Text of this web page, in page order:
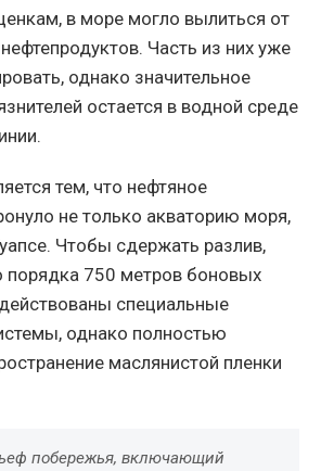
в море могло вылиться от
Часть из них уже
однако значительное
остается в водной среде
тем, что нефтяное
не только акваторию моря,
Чтобы сдержать разлив,
порядка 750 метров боновых
специальные
однако полностью
маслянистой пленки
побережья, включающий